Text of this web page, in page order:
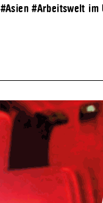
#Asien #Arbeitswelt im